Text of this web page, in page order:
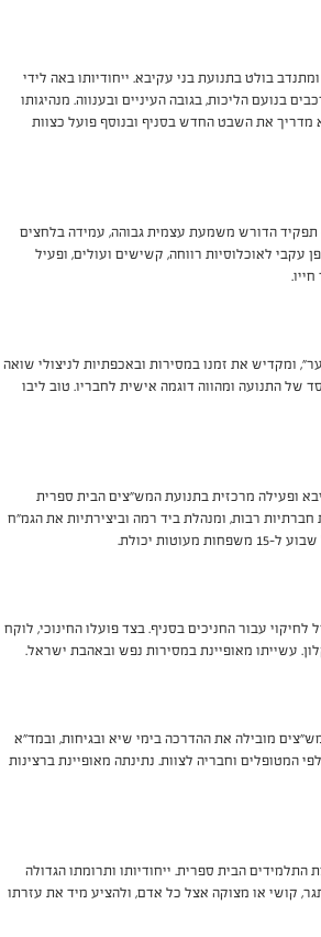
בולט בתנועת בני עקיבא. ייחודיותו באה לידי
בנועם הליכות, בגובה העיניים ובענווה. מנהיגותו
מדריך את השבט החדש בסניף ובנוסף פועל כצוות
תפקיד הדורש משמעת עצמית גבוהה, עמידה בלחצים
עקבי לאוכלוסיות רווחה, קשישים ועולים, ופעיל
ומקדיש את זמנו במסירות ובאכפתיות לניצולי שואה
של התנועה ומהווה דוגמה אישית לחבריו. טוב ליבו
ופעילה מרכזית בתנועת המש"צים הבית ספרית
חברתיות רבות, ומנהלת ביד רמה וביצירתיות את הגמ"ח
יכולת.
עבור החניכים בסניף. בצד פועלו החינוכי, לוקח
עשייתו מאופיינת במסירות נפש ובאהבת ישראל.
מובילה את ההדרכה בימי שיא ובגיחות, ובמד"א
המטופלים וחבריה לצוות. נתינתה מאופיינת ברצינות
התלמידים הבית ספרית. ייחודיותו ותרומתו הגדולה
קושי או מצוקה אצל כל אדם, ולהציע מיד את עזרתו